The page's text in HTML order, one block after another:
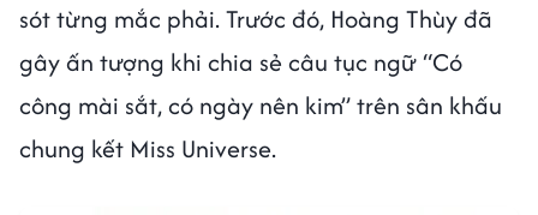
sót từng mắc phải. Trước đó, Hoàng Thùy đã
gây ấn tượng khi chia sẻ câu tục ngữ “Có
công mài sắt, có ngày nên kim” trên sân khấu
chung kết Miss Universe.